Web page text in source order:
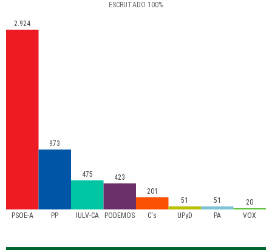
ESCRUTADO 100%
PSOE-A PP IULV-CA PODEMOS C's UPyD PA VOX
2.924
973
475
423
201
51
51 20